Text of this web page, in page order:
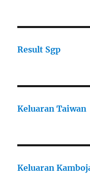
Result Sgp
Keluaran Taiwan
Keluaran